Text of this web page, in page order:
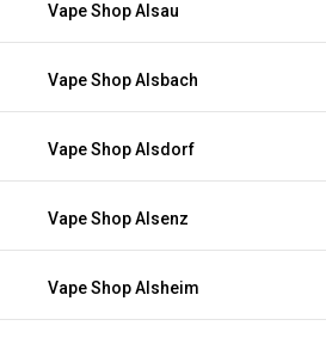
Vape Shop Alsau
Vape Shop Alsbach
Vape Shop Alsdorf
Vape Shop Alsenz
Vape Shop Alsheim